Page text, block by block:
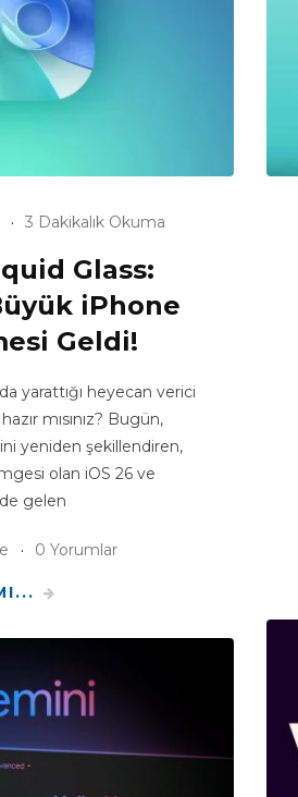
3 Dakikalık Okuma
Glass:
iPhone
Geldi!
yarattığı heyecan verici
mısınız? Bugün,
yeniden şekillendiren,
olan iOS 26 ve
gelen
0 Yorumlar